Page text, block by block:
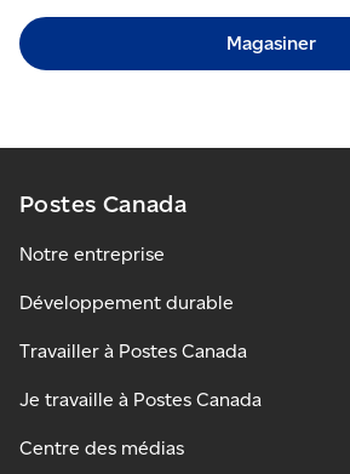
Magasiner
Postes Canada
Notre entreprise
Développement durable
Travailler à Postes Canada
Je travaille à Postes Canada
Centre des médias